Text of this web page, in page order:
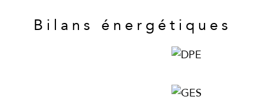
Bilans énergétiques